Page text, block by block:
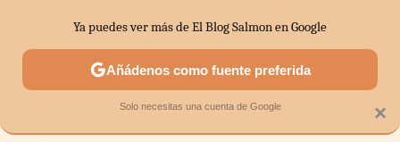
SECTORES ECONOMÍA DOMÉSTICA MERCADOS
×
Ya puedes ver más de El Blog Salmon en Google
Añádenos como fuente preferida
Solo necesitas una cuenta de Google